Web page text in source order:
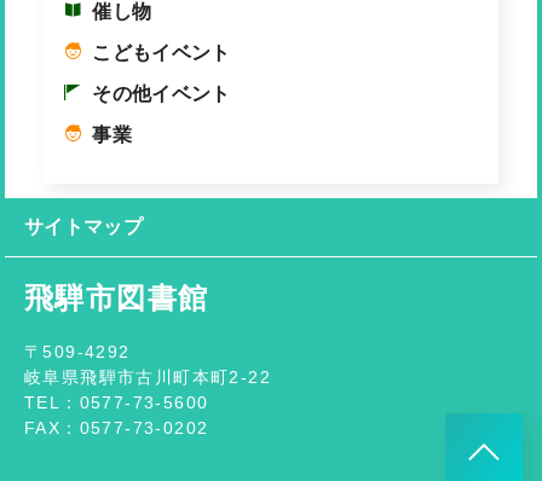
催し物
こどもイベント
その他イベント
事業
サイトマップ
飛騨市図書館
〒509-4292
岐阜県飛騨市古川町本町2-22
TEL：0577-73-5600
FAX：0577-73-0202